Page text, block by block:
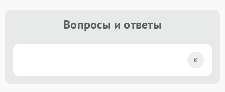
Вопросы и ответы